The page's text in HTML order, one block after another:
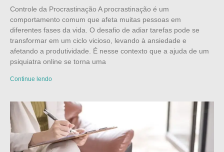
Controle da Procrastinação A procrastinação é um
comportamento comum que afeta muitas pessoas em
diferentes fases da vida. O desafio de adiar tarefas pode se
transformar em um ciclo vicioso, levando à ansiedade e
afetando a produtividade. É nesse contexto que a ajuda de um
psiquiatra online se torna uma
Continue lendo